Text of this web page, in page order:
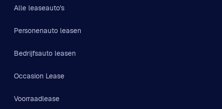
Alle leaseauto's
Personenauto leasen
Bedrijfsauto leasen
Occasion Lease
Voorraadlease